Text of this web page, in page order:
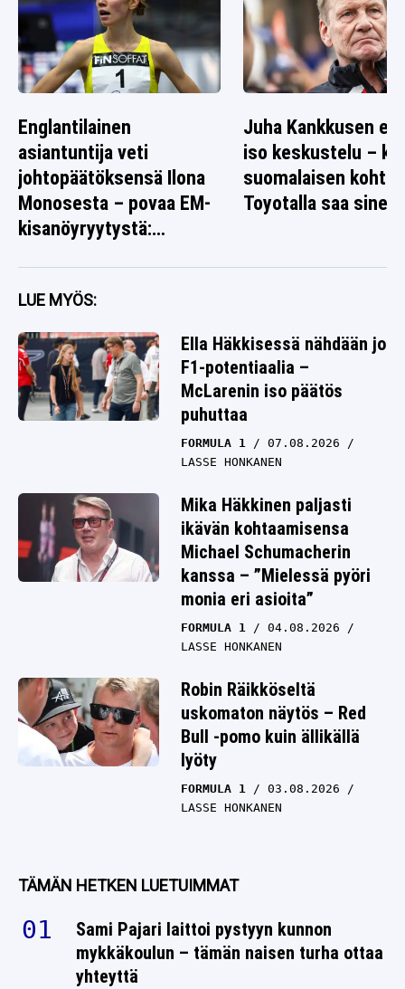
Englantilainen
asiantuntija veti
johtopäätöksensä Ilona
Monosesta – povaa EM-
kisanöyryytystä:
Juha Kankkusen
iso keskustelu –
suomalaisen
Toyotalla saa
LUE MYÖS:
Ella Häkkisessä nähdään jo
F1-potentiaalia –
McLarenin iso päätös
puhuttaa
FORMULA 1
07.08.2026
LASSE HONKANEN
Mika Häkkinen paljasti
ikävän kohtaamisensa
Michael Schumacherin
kanssa – ”Mielessä pyöri
monia eri asioita”
FORMULA 1
04.08.2026
LASSE HONKANEN
Robin Räikköseltä
uskomaton näytös – Red
Bull -pomo kuin ällikällä
lyöty
FORMULA 1
03.08.2026
LASSE HONKANEN
TÄMÄN HETKEN LUETUIMMAT
Sami Pajari laittoi pystyyn kunnon
mykkäkoulun – tämän naisen turha ottaa
yhteyttä